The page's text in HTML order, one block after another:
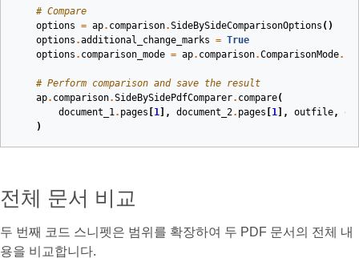
# Compare
options = ap. comparison.SideBySideComparisonOptions ()
options .additional_change_marks = True
options . comparison_mode = ap. comparison.ComparisonMode.
# Perform comparison and save the result
ap. comparison.SideBySidePdfComparer. compare(
document_1. pages 1 ], document_2. pages 1 ], outfile,
)
전체 문서 비교
두 번째 코드 스니펫은 범위를 확장하여 두 PDF 문서의 전체 내
용을 비교합니다.